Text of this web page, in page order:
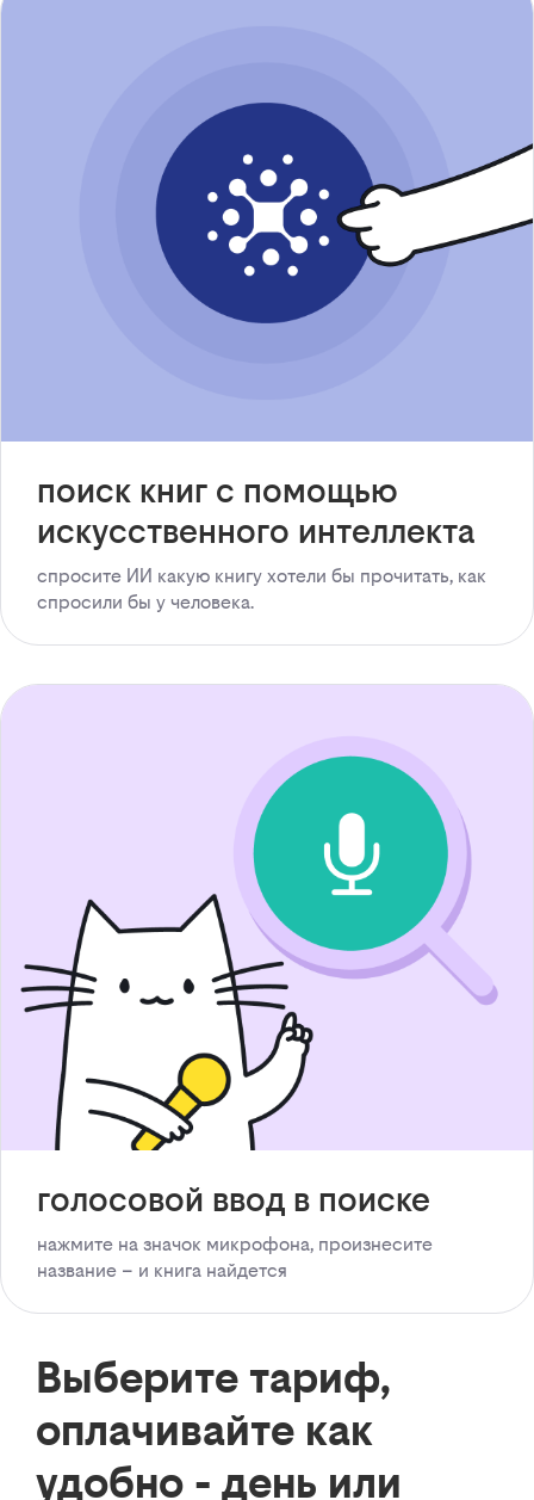
поиск книг с помощью
искусственного интеллекта
спросите ИИ какую книгу хотели бы прочитать, как
спросили бы у человека.
голосовой ввод в поиске
нажмите на значок микрофона, произнесите
название – и книга найдется
Выберите тариф,
оплачивайте как
удобно - день или